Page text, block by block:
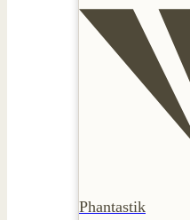
Phantastik